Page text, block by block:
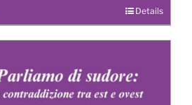
Details